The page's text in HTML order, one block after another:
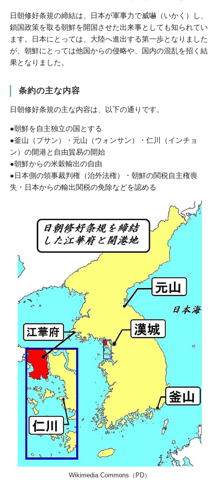
日朝修好条規の締結は、日本が軍事力で威嚇（いかく）し、
鎖国政策を取る朝鮮を開国させた出来事としても知られてい
ます。日本にとっては、大陸へ進出する第一歩となりました
が、朝鮮にとっては他国からの侵略や、国内の混乱を招く結
果となりました。
条約の主な内容
日朝修好条規の主な内容は、以下の通りです。
●朝鮮を自主独立の国とする
●釜山（プサン）・元山（ウォンサン）・仁川（インチョ
ン）の開港と自由貿易の開始
●朝鮮からの米穀輸出の自由
●日本側の領事裁判権（治外法権）・朝鮮の関税自主権喪
失・日本からの輸出関税の免除などを認める
Wikimedia Commons（PD）